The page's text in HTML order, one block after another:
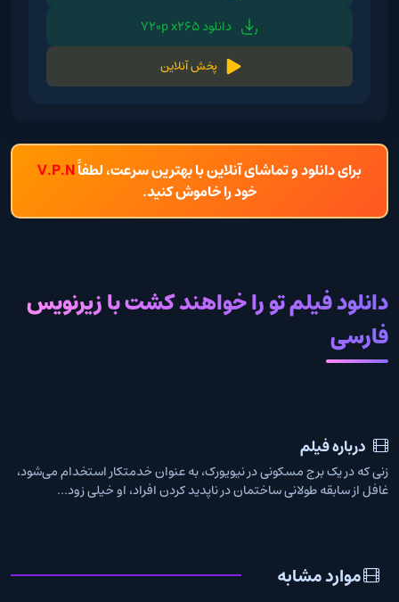
دانلود 720p x265
پخش آنلاین
برای دانلود و تماشای آنلاین با بهترین سرعت، لطفاًV.P.N
خود را خاموش کنید.
دانلود فیلم تو را خواهند کشت با زیرنویس
فارسی
درباره فیلم
زنی که در یک برج مسکونی در نیویورک، به‌ عنوان خدمتکار استخدام می‌شود،
غافل از سابقه طولانی ساختمان در ناپدید کردن افراد، او خیلی زود...
موارد مشابه